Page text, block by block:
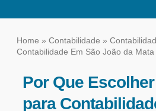
Home » Contabilidade »
Contabilidade Em São João da Mata
Por Que
para